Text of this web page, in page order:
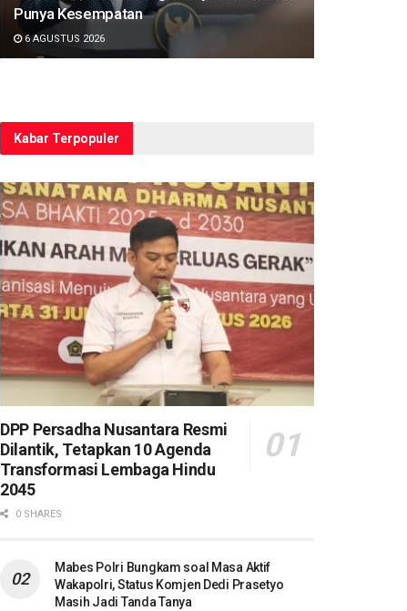
Punya Kesempatan
6 AGUSTUS 2026
Kabar Terpopuler
DPP Persadha Nusantara Resmi
Dilantik, Tetapkan 10 Agenda
Transformasi Lembaga Hindu
2045
0 SHARES
Mabes Polri Bungkam soal Masa Aktif
Wakapolri, Status Komjen Dedi Prasetyo
Masih Jadi Tanda Tanya